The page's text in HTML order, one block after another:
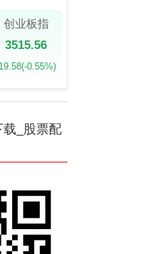
创业板指
3515.56
(-0.55%)
载_股票配